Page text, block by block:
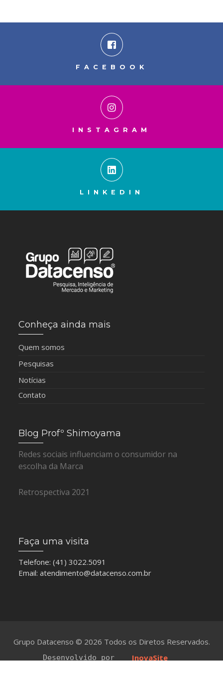
FACEBOOK
INSTAGRAM
LINKEDIN
Conheça ainda mais
Quem somos
Pesquisas
Notícias
Contato
Blog Profº Shimoyama
Redes sociais influenciam o consumidor na
escolha da Marca
Retrospectiva 2021
Faça uma visita
Telefone: (41) 3022.5091
Email:atendimento@datacenso.com.br
Grupo Datacenso © 2026 Todos os Diretos Reservados.
Desenvolvido por InovaSite